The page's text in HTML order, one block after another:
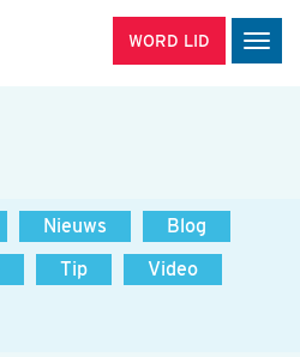
WORD LID
Nieuws
Blog
Tip
Video